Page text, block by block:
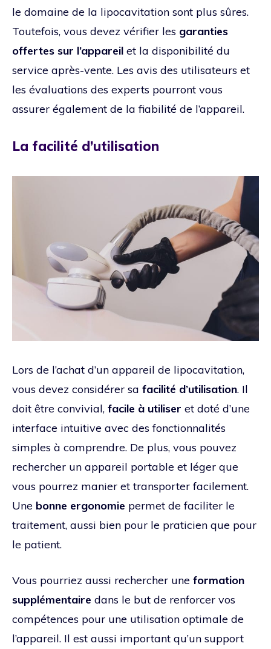
le domaine de la lipocavitation sont plus sûres.
Toutefois, vous devez vérifier les garanties
offertes sur l’appareil et la disponibilité du
service après-vente. Les avis des utilisateurs et
les évaluations des experts pourront vous
assurer également de la fiabilité de l’appareil.
La facilité d’utilisation
Lors de l’achat d’un appareil de lipocavitation,
vous devez considérer sa facilité d’utilisation. Il
doit être convivial, facile à utiliser et doté d’une
interface intuitive avec des fonctionnalités
simples à comprendre. De plus, vous pouvez
rechercher un appareil portable et léger que
vous pourrez manier et transporter facilement.
Une bonne ergonomie permet de faciliter le
traitement, aussi bien pour le praticien que pour
le patient.
Vous pourriez aussi rechercher une formation
supplémentaire dans le but de renforcer vos
compétences pour une utilisation optimale de
l’appareil. Il est aussi important qu’un support